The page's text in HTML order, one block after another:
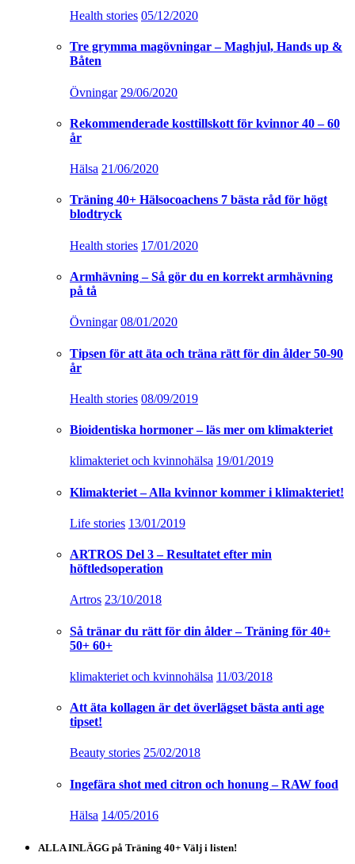
Health stories 05/12/2020
Tre grymma magövningar – Maghjul, Hands up &
Båten
Övningar 29/06/2020
Rekommenderade kosttillskott för kvinnor 40 – 60
år
Hälsa 21/06/2020
Träning 40+ Hälsocoachens 7 bästa råd för högt
blodtryck
Health stories 17/01/2020
Armhävning – Så gör du en korrekt armhävning
på tå
Övningar 08/01/2020
Tipsen för att äta och träna rätt för din ålder 50-90
år
Health stories 08/09/2019
Bioidentiska hormoner – läs mer om klimakteriet
klimakteriet och kvinnohälsa 19/01/2019
Klimakteriet – Alla kvinnor kommer i klimakteriet!
Life stories 13/01/2019
ARTROS Del 3 – Resultatet efter min
höftledsoperation
Artros 23/10/2018
Så tränar du rätt för din ålder – Träning för 40+
50+ 60+
klimakteriet och kvinnohälsa 11/03/2018
Att äta kollagen är det överlägset bästa anti age
tipset!
Beauty stories 25/02/2018
Ingefära shot med citron och honung – RAW food
Hälsa 14/05/2016
ALLA INLÄGG på Träning 40+ Välj i listen!